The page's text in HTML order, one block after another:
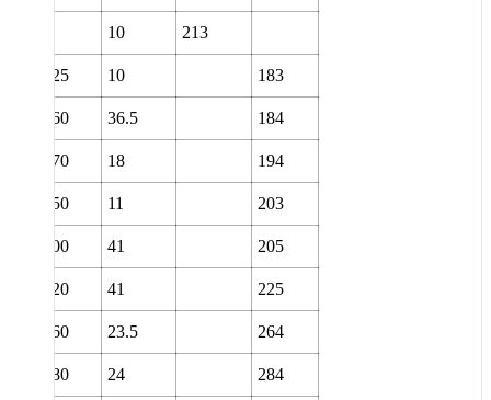
10 213
225 10 183
360 36.5 184
270 18 194
250 11 203
400 41 205
420 41 225
360 23.5 264
380 24 284